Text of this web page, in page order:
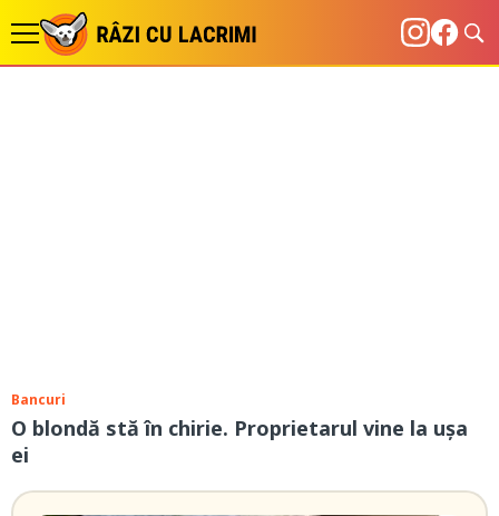
Bancuri
O blondă stă în chirie. Proprietarul vine la ușa
ei